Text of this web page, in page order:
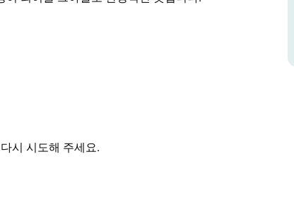
완벽한 곳으로 넓은 공간과 그늘 덕분에
시 시도해 주세요.